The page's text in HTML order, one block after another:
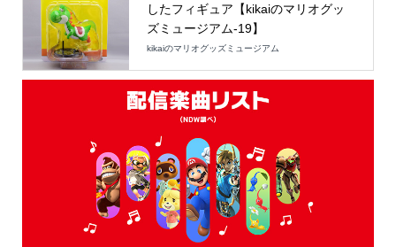
したフィギュア【kikaiのマリオグッ
ズミュージアム-19】
kikaiのマリオグッズミュージアム